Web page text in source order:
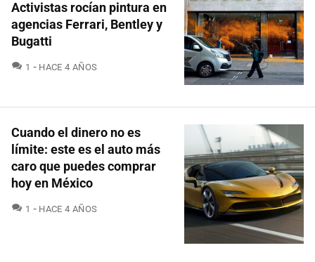
Activistas rocían pintura en
agencias Ferrari, Bentley y
Bugatti
1 COMENTARIOS
HACE 4 AÑOS
Cuando el dinero no es
límite: este es el auto más
caro que puedes comprar
hoy en México
1 COMENTARIOS
HACE 4 AÑOS